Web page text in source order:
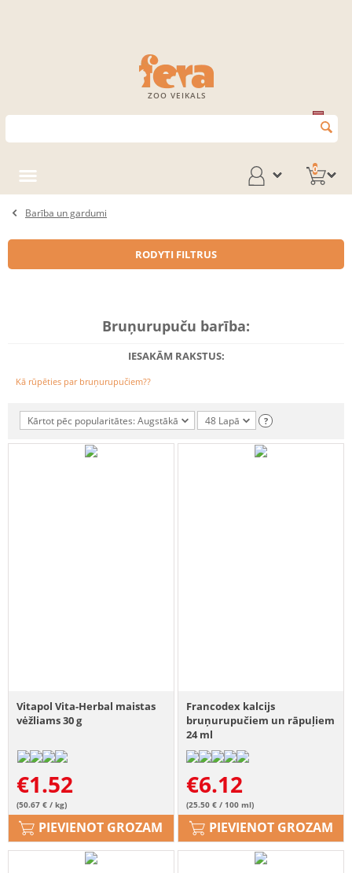
ZOO VEIKALS
0
Barība un gardumi
RODYTI FILTRUS
Bruņurupuču barība:
IESAKĀM RAKSTUS:
Kā rūpēties par bruņurupučiem??
Kārtot pēc popularitātes: Augstākā 48 Lapā ?
Vitapol Vita-Herbal maistas
vėžliams 30 g
€1.52
(50.67 € / kg)
PIEVIENOT GROZAM
Francodex kalcijs
bruņurupučiem un rāpuļiem
24 ml
€6.12
(25.50 € / 100 ml)
PIEVIENOT GROZAM